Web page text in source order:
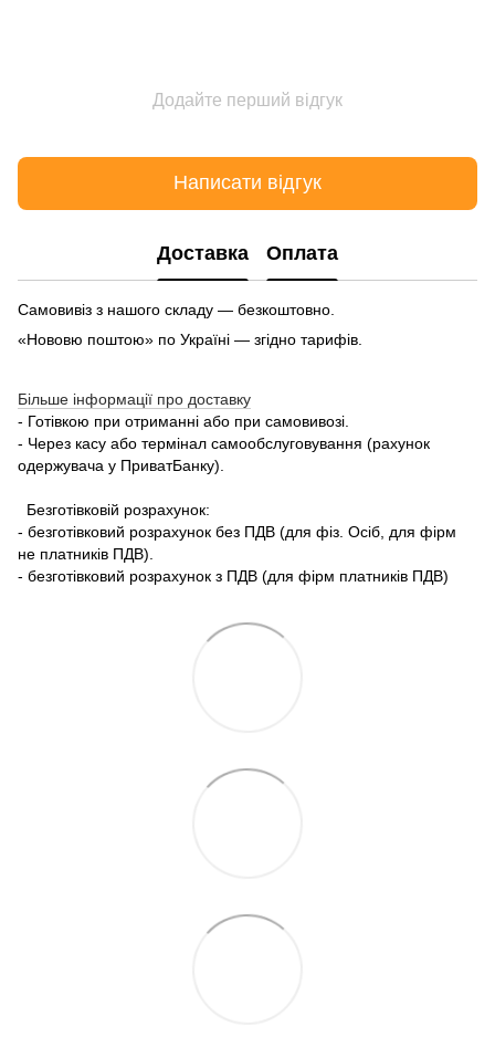
Додайте перший відгук
Написати відгук
Доставка Оплата
Самовивіз з нашого складу — безкоштовно.
«Нововю поштою» по Україні — згідно тарифів.
Більше інформації про доставку
- Готівкою при отриманні або при самовивозі.
- Через касу або термінал самообслуговування (рахунок
одержувача у ПриватБанку).
Безготівковій розрахунок:
- безготівковий розрахунок без ПДВ (для фіз. Осіб, для фірм
не платників ПДВ).
- безготівковий розрахунок з ПДВ (для фірм платників ПДВ)